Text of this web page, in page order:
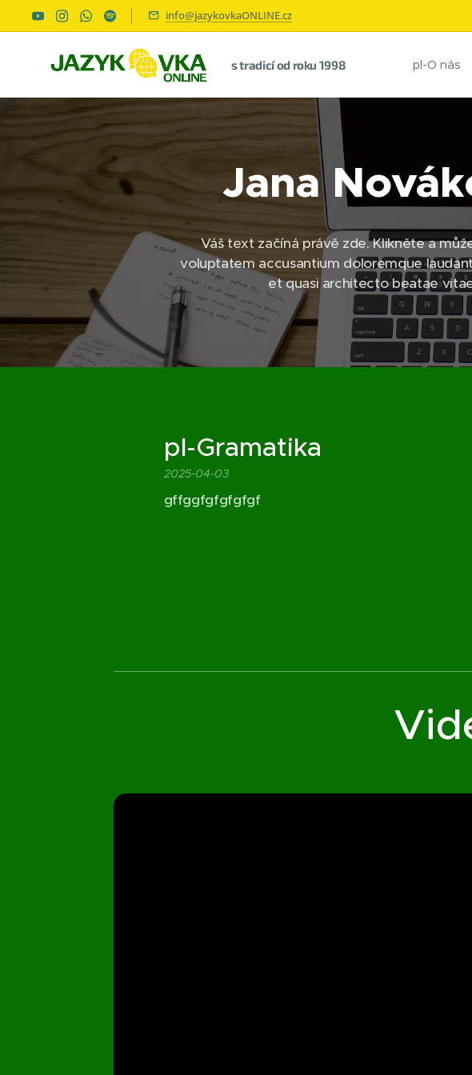
info@jazykovkaONLINE.cz
s tradicí od roku 1998 pl-O nás
Jana
Váš text začíná právě zde. Klikněte a
voluptatem accusantium doloremque
et quasi architecto beatae
pl-Gramatika
2025-04-03
gffggfgfgfgfgf